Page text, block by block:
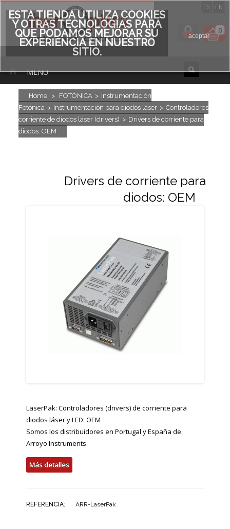
ES EN
0
MENU
Home > FOTÓNICA > Instrumentación
Fotónica > Instrumentación para diodos láser > Controladores
corriente de diodos láser (drivers) > Drivers de corriente para
diodos: OEM
Drivers de corriente para
diodos: OEM
LaserPak: Controladores (drivers) de corriente para
diodos láser y LED: OEM
Somos los distribuidores en Portugal y España de
Arroyo Instruments
Más detalles
REFERENCIA: ARR-LaserPak
ESTA TIENDA UTILIZA COOKIES
Y OTRAS TECNOLOGÍAS PARA
QUE PODAMOS MEJORAR SU
EXPERIENCIA EN NUESTRO
SITIO.
aceptar